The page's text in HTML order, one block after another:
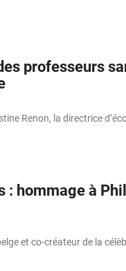
professeurs
Renon, la directrice
: hommage à
et co-créateur de la